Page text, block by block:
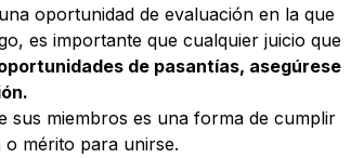
oportunidad de evaluación en la que
es importante que cualquier juicio que
de pasantías, asegúrese
sus miembros es una forma de cumplir
o mérito para unirse.